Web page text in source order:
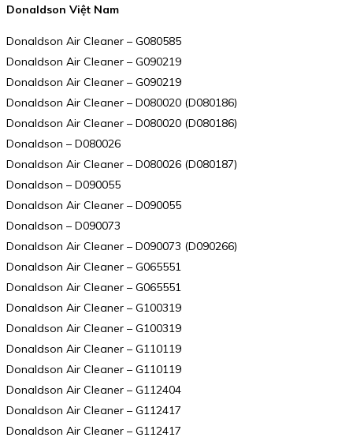
Donaldson Việt Nam
Donaldson Air Cleaner – G080585
Donaldson Air Cleaner – G090219
Donaldson Air Cleaner – G090219
Donaldson Air Cleaner – D080020 (D080186)
Donaldson Air Cleaner – D080020 (D080186)
Donaldson – D080026
Donaldson Air Cleaner – D080026 (D080187)
Donaldson – D090055
Donaldson Air Cleaner – D090055
Donaldson – D090073
Donaldson Air Cleaner – D090073 (D090266)
Donaldson Air Cleaner – G065551
Donaldson Air Cleaner – G065551
Donaldson Air Cleaner – G100319
Donaldson Air Cleaner – G100319
Donaldson Air Cleaner – G110119
Donaldson Air Cleaner – G110119
Donaldson Air Cleaner – G112404
Donaldson Air Cleaner – G112417
Donaldson Air Cleaner – G112417